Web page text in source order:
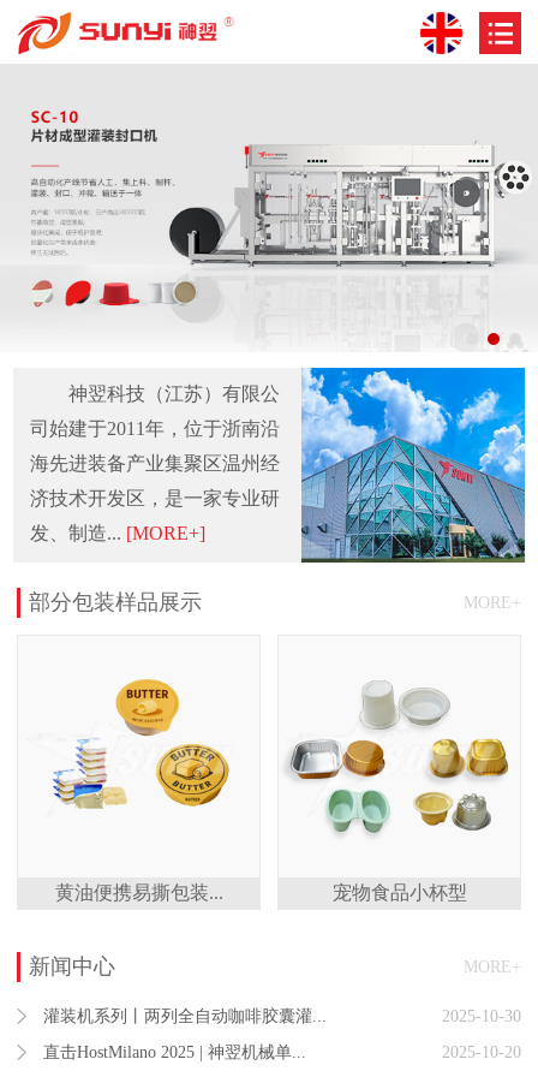
神翌科技（江苏）有限公
司始建于2011年，位于浙南沿
海先进装备产业集聚区温州经
济技术开发区，是一家专业研
发、制造... [MORE+]
MORE+
部分包装样品展示
黄油便携易撕包装... 宠物食品小杯型
MORE+
新闻中心
2025-10-30
灌装机系列丨两列全自动咖啡胶囊灌...
2025-10-20
直击HostMilano 2025 | 神翌机械单...